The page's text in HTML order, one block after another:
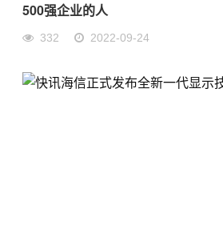
500强企业的人
332 2022-09-24